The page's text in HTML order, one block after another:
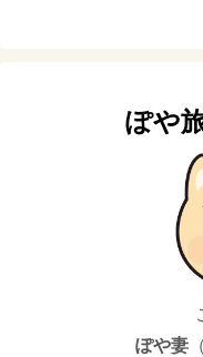
ぽや
ぽや妻（